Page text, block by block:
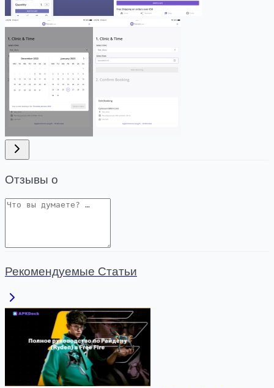
Отзывы о
Рекомендуемые Статьи